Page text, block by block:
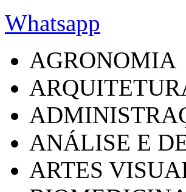
Whatsapp
AGRONOMIA
ANÁLISE E
ARTES